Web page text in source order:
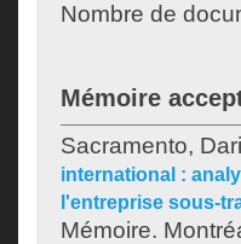
Nombre de
Mémoire
Sacramento,
international :
l'entreprise sous-
Mémoire.